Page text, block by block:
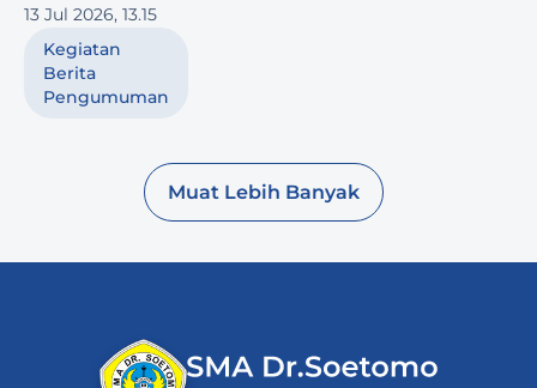
13 Jul 2026, 13.15
Kegiatan
Berita
Pengumuman
Muat Lebih Banyak